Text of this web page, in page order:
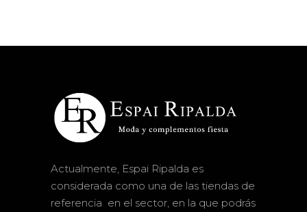
Actualmente, Espai Ripalda es
considerada como una de las tiendas de
referencia en el sector, en la que podrás